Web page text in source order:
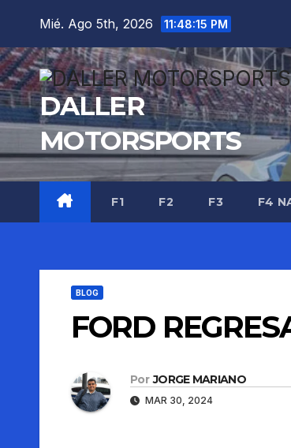
contenido
Mié. Ago 5th, 2026 11:48:16 PM
DALLER
MOTORSPORTS
F1 F2 F3 F4
BLOG
FORD
Por JORGE MARIANO
MAR 30, 2024